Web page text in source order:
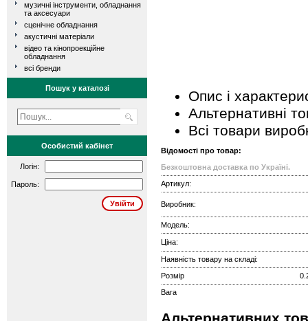
музичні інструменти, обладнання
та аксесуари
сценічне обладнання
акустичні матеріали
відео та кінопроекційне
обладнання
всі бренди
Пошук у каталозі
Особистий кабінет
Логін:
Пароль:
Опис і
Альтернативні
Всі товари
Відомості про товар:
Безкоштовна доставка по Україні.
Артикул:
Виробник:
Модель:
Ціна:
Наявність товару на складі:
Розмір
Вага